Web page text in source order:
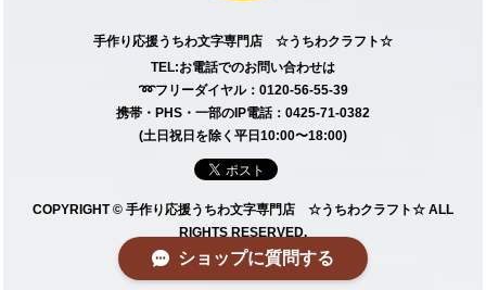
手作り応援うちわ文字専門店 ☆うちわクラフト☆
TEL:お電話でのお問い合わせは
➿フリーダイヤル：0120-56-55-39
携帯・PHS・一部のIP電話：0425-71-0382
(土日祝日を除く平日10:00〜18:00)
COPYRIGHT © 手作り応援うちわ文字専門店 ☆うちわクラフト☆ ALL
RIGHTS RESERVED.
ショップに質問する